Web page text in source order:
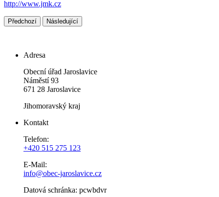
http://www.jmk.cz
Předchozí Následující
Adresa
Obecní úřad Jaroslavice
Náměstí 93
671 28 Jaroslavice
Jihomoravský kraj
Kontakt
Telefon:
+420 515 275 123
E-Mail:
info@obec-jaroslavice.cz
Datová schránka: pcwbdvr